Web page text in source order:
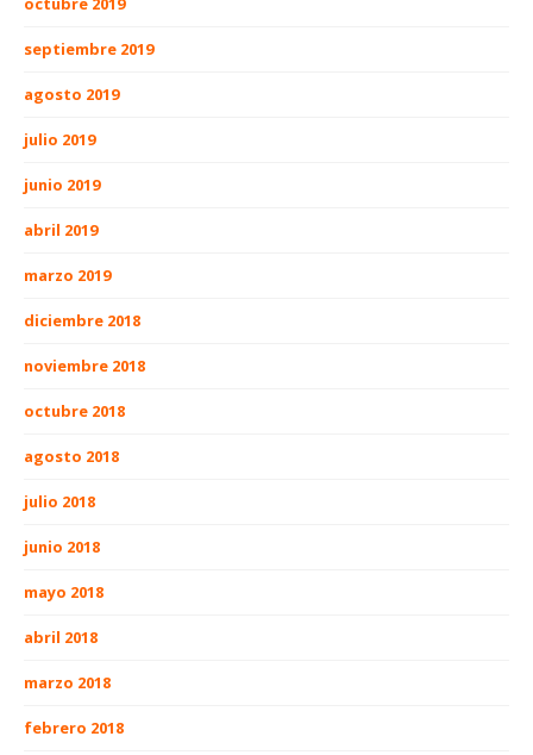
septiembre 2019
agosto 2019
julio 2019
junio 2019
abril 2019
marzo 2019
diciembre 2018
noviembre 2018
octubre 2018
agosto 2018
julio 2018
junio 2018
mayo 2018
abril 2018
marzo 2018
febrero 2018